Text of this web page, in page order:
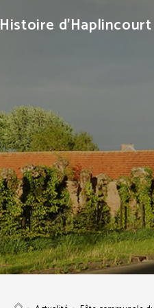
Histoire d’Haplincourt